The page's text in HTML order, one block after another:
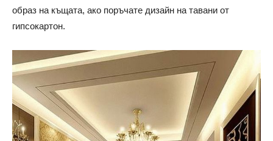
образ на къщата, ако поръчате дизайн на тавани от
гипсокартон.